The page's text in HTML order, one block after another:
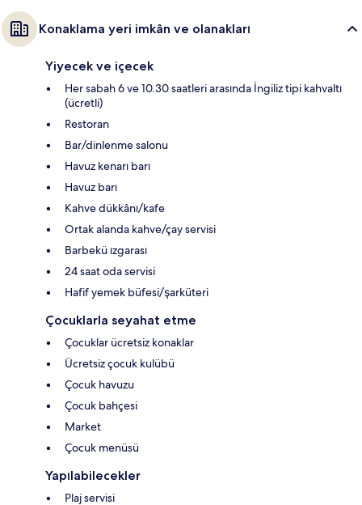
Konaklama yeri imkân ve olanakları
Yiyecek ve içecek
Her sabah 6 ve 10.30 saatleri arasında İngiliz tipi kahvaltı
(ücretli)
Restoran
Bar/dinlenme salonu
Havuz kenarı barı
Havuz barı
Kahve dükkânı/kafe
Ortak alanda kahve/çay servisi
Barbekü ızgarası
24 saat oda servisi
Hafif yemek büfesi/şarküteri
Çocuklarla seyahat etme
Çocuklar ücretsiz konaklar
Ücretsiz çocuk kulübü
Çocuk havuzu
Çocuk bahçesi
Market
Çocuk menüsü
Yapılabilecekler
Plaj servisi